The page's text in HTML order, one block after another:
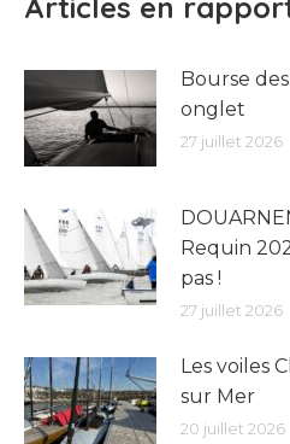
Articles en
Bourse
onglet
27 juillet 2026
Requin
pas !
27 juillet 2026
Les voiles
sur Mer
20 juillet 2026